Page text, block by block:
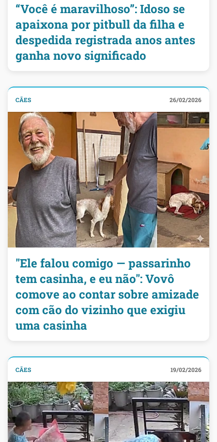
“Você é maravilhoso”: Idoso se
apaixona por pitbull da filha e
despedida registrada anos antes
ganha novo significado
CÃES 26/02/2026
"Ele falou comigo — passarinho
tem casinha, e eu não": Vovô
comove ao contar sobre amizade
com cão do vizinho que exigiu
uma casinha
CÃES 19/02/2026